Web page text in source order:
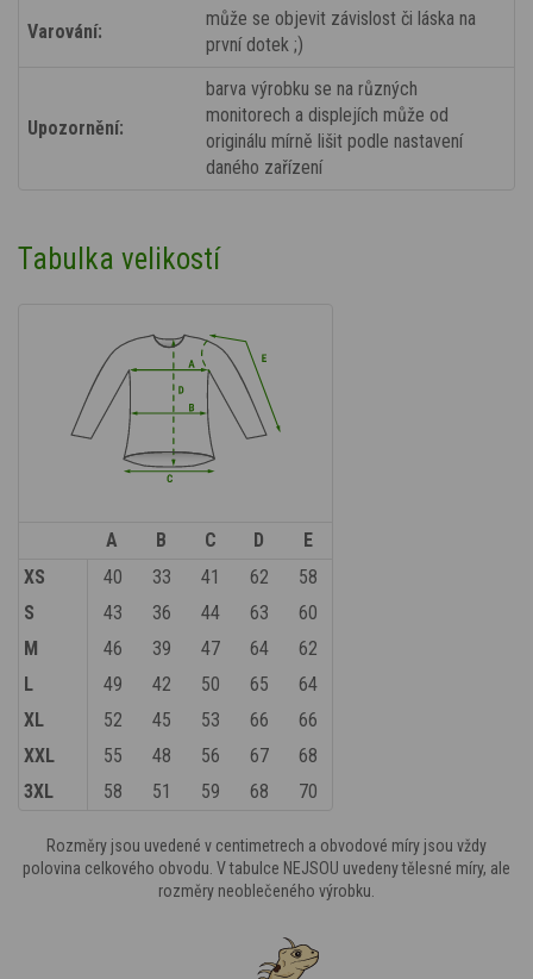
Varování:
může se objevit závislost či láska na
první dotek ;)
Upozornění:
barva výrobku se na různých
monitorech a displejích může od
originálu mírně lišit podle nastavení
daného zařízení
Tabulka velikostí
A B C D
E
XS
40 33 41 62
58
S
43 36 44 63
60
M
46 39 47 64
62
L
49 42 50 65
64
XL
52 45 53 66
66
XXL
55 48 56 67
68
3XL
58 51 59 68 70
Rozměry jsou uvedené v centimetrech a obvodové míry jsou vždy
polovina celkového obvodu. V tabulce NEJSOU uvedeny tělesné míry, ale
rozměry neoblečeného výrobku.